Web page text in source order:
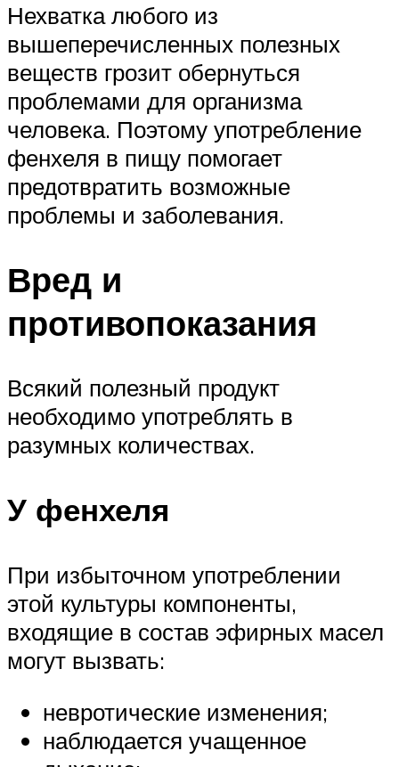
Нехватка любого из
вышеперечисленных полезных
веществ грозит обернуться
проблемами для организма
человека. Поэтому употребление
фенхеля в пищу помогает
предотвратить возможные
проблемы и заболевания.
Вред и
противопоказания
Всякий полезный продукт
необходимо употреблять в
разумных количествах.
У фенхеля
При избыточном употреблении
этой культуры компоненты,
входящие в состав эфирных масел
могут вызвать:
невротические изменения;
наблюдается учащенное